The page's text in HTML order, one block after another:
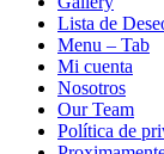
Lista de
Menu – Tab
Mi cuenta
Nosotros
Our Team
Política de